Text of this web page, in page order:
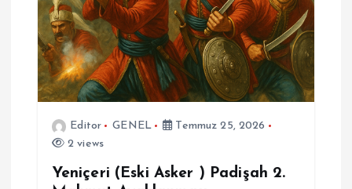
Editor GENEL
Temmuz 25, 2026
2 views
Yeniçeri (Eski Asker ) Padişah 2.